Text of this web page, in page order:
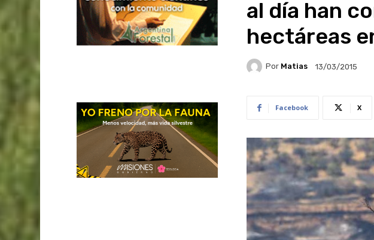
al día han
hectáreas
Por Matias 13/03/2015
Facebook X